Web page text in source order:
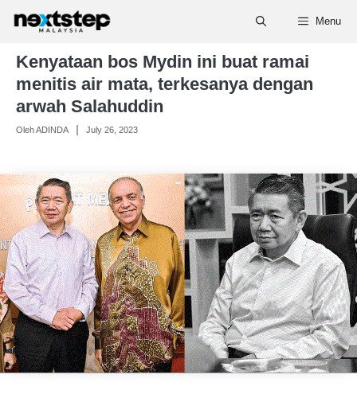
Skip
content
Menu
Kenyataan bos Mydin ini buat ramai
menitis air mata, terkesanya dengan
arwah Salahuddin
Oleh ADINDA July 26, 2023